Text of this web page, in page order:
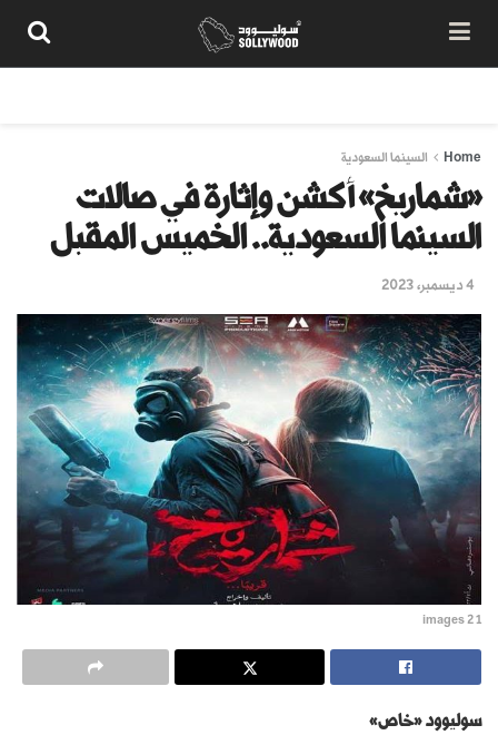
Home السينما السعودية
«شماريخ» أكشن وإثارة في صالات
السينما السعودية.. الخميس المقبل
4 ديسمبر، 2023
images 2 1
سوليوود «خاص»